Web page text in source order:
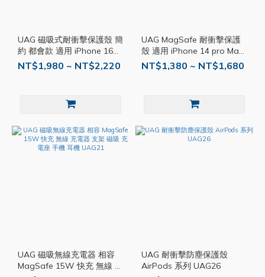
UAG 磁吸式耐衝擊保護殼 簡
約 都會款 適用 iPhone 16
15 Pro Max Plus 防摔殼 手
機殼 UAG09
NT$1,980 ~ NT$2,220
UAG MagSafe 耐衝擊保護
殼 適用 iPhone 14 pro Max
保護殼 防摔殼 透明殼 磁吸
殼 X70
NT$1,380 ~ NT$1,680
UAG 磁吸無線充電器 相容
MagSafe 15W 快充 無線 充
UAG 耐衝擊防塵保護殼
AirPods 系列 UAG26